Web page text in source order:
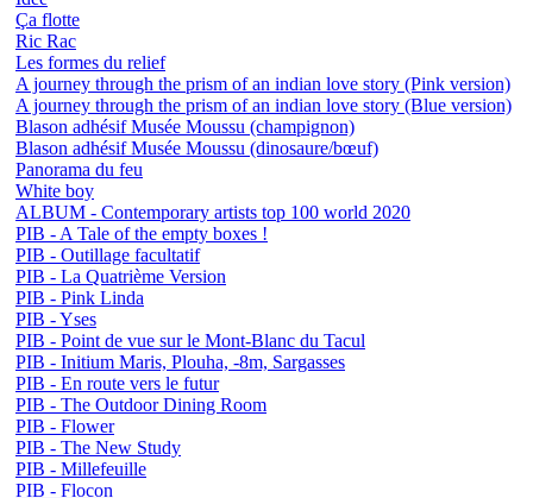
Ça flotte
Ric Rac
Les formes du relief
A journey through the prism of an indian love story (Pink version)
A journey through the prism of an indian love story (Blue version)
Blason adhésif Musée Moussu (champignon)
Blason adhésif Musée Moussu (dinosaure/bœuf)
Panorama du feu
White boy
ALBUM - Contemporary artists top 100 world 2020
PIB - A Tale of the empty boxes !
PIB - Outillage facultatif
PIB - La Quatrième Version
PIB - Pink Linda
PIB - Yses
PIB - Point de vue sur le Mont-Blanc du Tacul
PIB - Initium Maris, Plouha, -8m, Sargasses
PIB - En route vers le futur
PIB - The Outdoor Dining Room
PIB - Flower
PIB - The New Study
PIB - Millefeuille
PIB - Flocon